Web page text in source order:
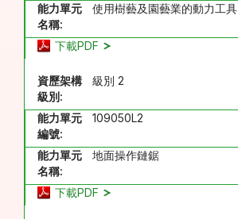
能力單元
名稱:
使用樹藝及園藝業的動力工具
下載PDF
資歷架構
級別:
級別 2
能力單元
編號:
109050L2
能力單元
名稱:
地面操作鏈鋸
下載PDF